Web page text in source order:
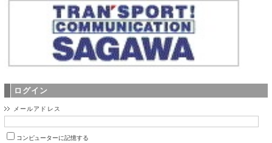
ログイン
メールアドレス
コンピューターに記憶する